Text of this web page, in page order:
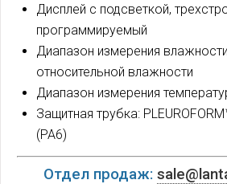
Дисплей с подсветкой,
программируемый
Диапазон измерения
относительной влажности
Диапазон измерения
Защитная трубка:
(PA6)
Отдел продаж: